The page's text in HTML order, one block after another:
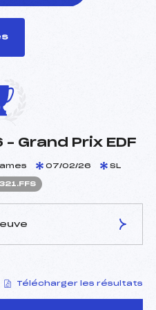
– Grand Prix EDF
07/02/26 SL
CASALOT LAURENT (PE)
ROGER THOMAS (PE)
Télécharger les résultats